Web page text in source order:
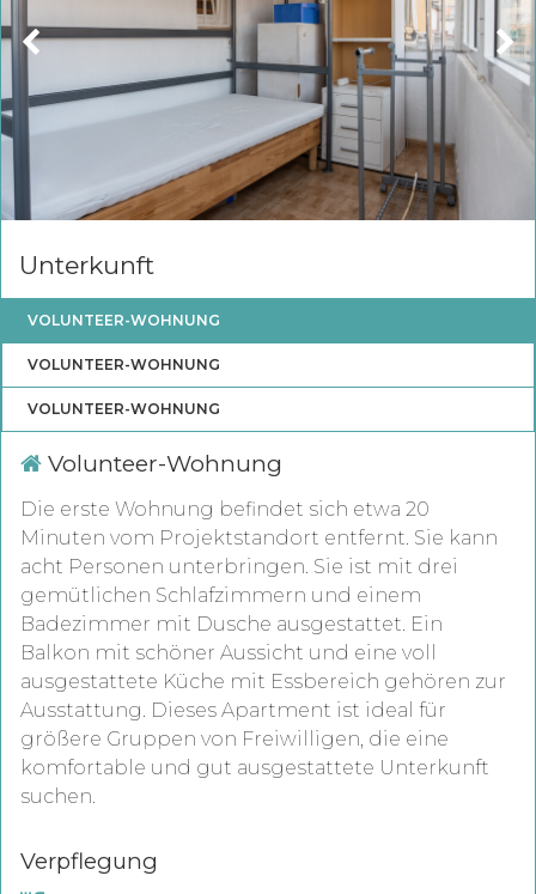
Unterkunft
VOLUNTEER-WOHNUNG
VOLUNTEER-WOHNUNG
VOLUNTEER-WOHNUNG
Volunteer-Wohnung
Die erste Wohnung befindet sich etwa 20
Minuten vom Projektstandort entfernt. Sie kann
acht Personen unterbringen. Sie ist mit drei
gemütlichen Schlafzimmern und einem
Badezimmer mit Dusche ausgestattet. Ein
Balkon mit schöner Aussicht und eine voll
ausgestattete Küche mit Essbereich gehören zur
Ausstattung. Dieses Apartment ist ideal für
größere Gruppen von Freiwilligen, die eine
komfortable und gut ausgestattete Unterkunft
suchen.
Verpflegung